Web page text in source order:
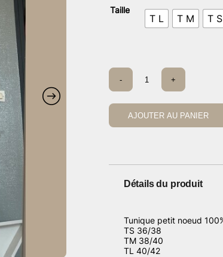
initial
était :
est :
Taille
T L T M T S
quantité
Tunique
CDS
marine
- +
AJOUTER AU PANIER
Détails du produit
Tunique petit noeud
TS 36/38
TM 38/40
TL 40/42